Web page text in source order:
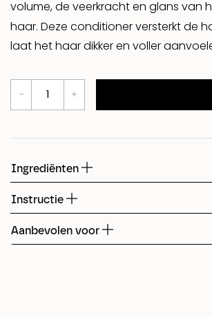
volume, de veerkracht en glans van
haar. Deze conditioner versterkt de
laat het haar dikker en voller
Ingrediënten
Instructie
Aanbevolen voor